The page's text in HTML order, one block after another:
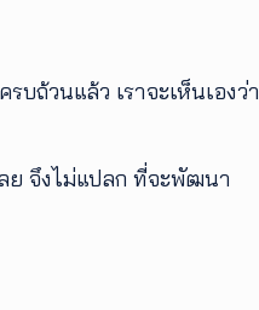
ถ้วนแล้ว เราจะเห็นเองว่า
ย จึงไม่แปลก ที่จะพัฒนา